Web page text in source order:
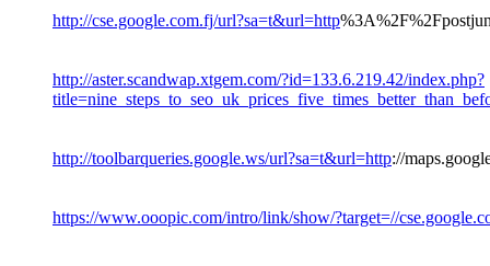
http://cse.google.com.fj/url?sa=t&url=http
http://aster.scandwap.xtgem.com/?id=133.6.219.42/index.php?
http://toolbarqueries.google.ws/url?sa=t&url=http://
https://www.ooopic.com/intro/link/show/?target=//